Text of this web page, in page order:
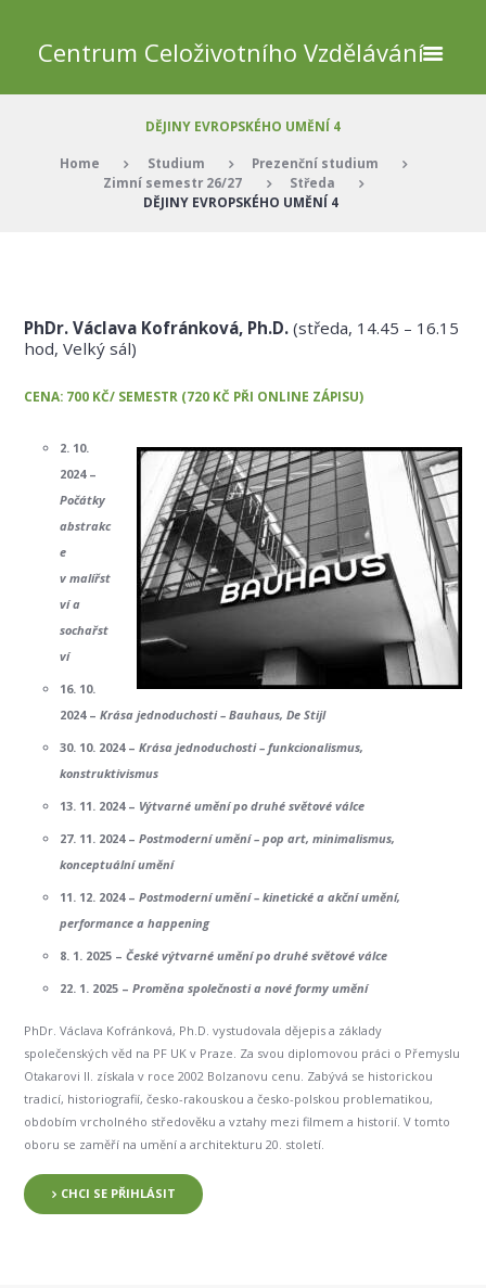
Centrum Celoživotního Vzdělávání
DĚJINY EVROPSKÉHO UMĚNÍ 4
Home Studium
Prezenční studium
Zimní semestr 26/27
Středa
DĚJINY EVROPSKÉHO UMĚNÍ 4
PhDr. Václava Kofránková, Ph.D. (středa, 14.45 – 16.15
hod, Velký sál)
CENA: 700 KČ/ SEMESTR (720 KČ PŘI ONLINE ZÁPISU)
2. 10.
2024 –
Počátky
abstrakc
e
v malířst
ví a
sochařst
ví
16. 10.
2024 –Krása jednoduchosti – Bauhaus, De Stijl
30. 10. 2024 –Krása jednoduchosti – funkcionalismus,
konstruktivismus
13. 11. 2024 – Výtvarné umění po druhé světové válce
27. 11. 2024 –Postmoderní umění – pop art, minimalismus,
konceptuální umění
11. 12. 2024 –Postmoderní umění – kinetické a akční umění,
performance a happening
8. 1. 2025 –České výtvarné umění po druhé světové válce
22. 1. 2025 –Proměna společnosti a nové formy umění
PhDr. Václava Kofránková, Ph.D. vystudovala dějepis a základy
společenských věd na PF UK v Praze. Za svou diplomovou práci o Přemyslu
Otakarovi II. získala v roce 2002 Bolzanovu cenu. Zabývá se historickou
tradicí, historiografií, česko-rakouskou a česko-polskou problematikou,
obdobím vrcholného středověku a vztahy mezi filmem a historií. V tomto
oboru se zaměří na umění a architekturu 20. století.
CHCI SE PŘIHLÁSIT